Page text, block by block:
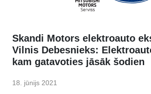
Skandi Motors elektroauto
Vilnis Debesnieks:
kam gatavoties jāsāk šodien
18. jūnijs 2021